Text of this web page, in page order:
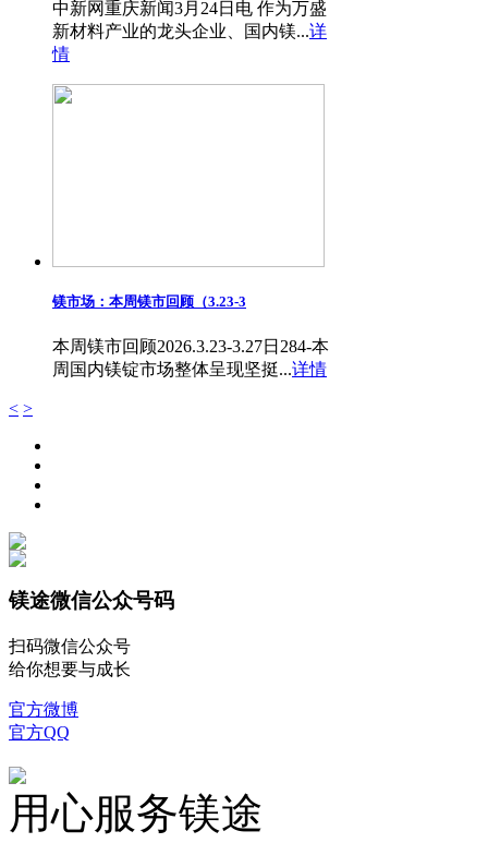
中新网重庆新闻3月24日电 作为万盛
新材料产业的龙头企业、国内镁...详
情
镁市场：本周镁市回顾（3.23-3
本周镁市回顾2026.3.23-3.27日284-本
周国内镁锭市场整体呈现坚挺...详情
< >
镁途微信公众号码
扫码微信公众号
给你想要与成长
官方微博
官方QQ
用心服务镁途